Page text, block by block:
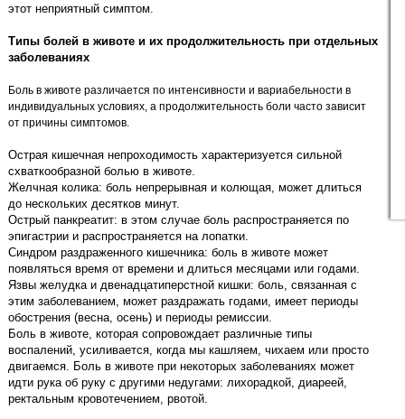
этот неприятный симптом.
Типы болей в животе и их продолжительность при отдельных
заболеваниях
Боль в животе различается по интенсивности и вариабельности в
индивидуальных условиях, а продолжительность боли часто зависит
от причины симптомов.
Острая кишечная непроходимость характеризуется сильной
схваткообразной болью в животе.
Желчная колика: боль непрерывная и колющая, может длиться
до нескольких десятков минут.
Острый панкреатит: в этом случае боль распространяется по
эпигастрии и распространяется на лопатки.
Синдром раздраженного кишечника: боль в животе может
появляться время от времени и длиться месяцами или годами.
Язвы желудка и двенадцатиперстной кишки: боль, связанная с
этим заболеванием, может раздражать годами, имеет периоды
обострения (весна, осень) и периоды ремиссии.
Боль в животе, которая сопровождает различные типы
воспалений, усиливается, когда мы кашляем, чихаем или просто
двигаемся. Боль в животе при некоторых заболеваниях может
идти рука об руку с другими недугами: лихорадкой, диареей,
ректальным кровотечением, рвотой.